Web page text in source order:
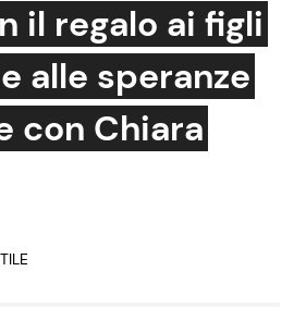
Gossip e TV
Bellezze VIP
il regalo ai figli
alle speranze
con Chiara